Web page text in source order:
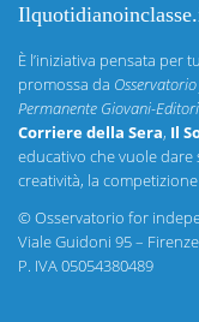
È l’iniziativa pensata per
promossa da
Permanente Giovani-Editori
Corriere della Sera, Il
educativo che vuole dare
creatività, la
©Osservatorio for
Viale Guidoni 95 – Firenze
P. IVA 05054380489